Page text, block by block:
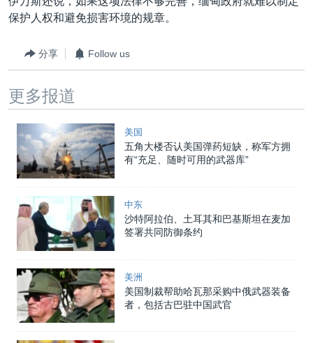
重要讲话与声明
关注西藏
GEN Z 看美国
其他语言网站
保护人权和避免损害环境的规章。
分享 Follow us
更多报道
美国
五角大楼否认美国弹药短缺，称军方拥
有“充足、随时可用的武器库”
中东
沙特阿拉伯、土耳其和巴基斯坦在麦加
签署共同防御条约
美洲
美国制裁帮助哈瓦那采购中俄武器装备
者，包括古巴驻中国武官